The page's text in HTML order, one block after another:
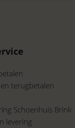
terugbetalen
Schoenhuis Brink
levering